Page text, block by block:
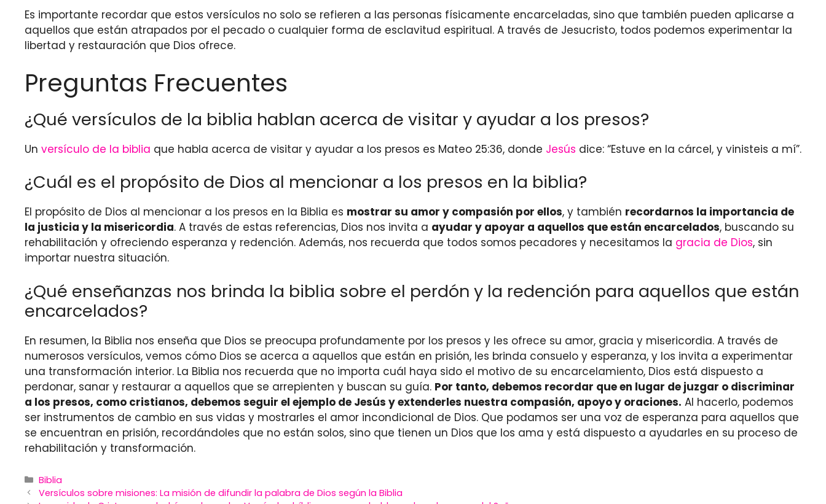
Es importante recordar que estos versículos no solo se refieren a las personas físicamente encarceladas, sino que también pueden aplicarse a
aquellos que están atrapados por el pecado o cualquier forma de esclavitud espiritual. A través de Jesucristo, todos podemos experimentar la
libertad y restauración que Dios ofrece.
Preguntas Frecuentes
¿Qué versículos de la biblia hablan acerca de visitar y ayudar a los presos?
Un versículo de la biblia que habla acerca de visitar y ayudar a los presos es Mateo 25:36, donde Jesús dice: “Estuve en la cárcel, y vinisteis a mí”.
¿Cuál es el propósito de Dios al mencionar a los presos en la biblia?
El propósito de Dios al mencionar a los presos en la Biblia es mostrar su amor y compasión por ellos, y también recordarnos la importancia de
la justicia y la misericordia. A través de estas referencias, Dios nos invita a ayudar y apoyar a aquellos que están encarcelados, buscando su
rehabilitación y ofreciendo esperanza y redención. Además, nos recuerda que todos somos pecadores y necesitamos la gracia de Dios, sin
importar nuestra situación.
¿Qué enseñanzas nos brinda la biblia sobre el perdón y la redención para aquellos que están
encarcelados?
En resumen, la Biblia nos enseña que Dios se preocupa profundamente por los presos y les ofrece su amor, gracia y misericordia. A través de
numerosos versículos, vemos cómo Dios se acerca a aquellos que están en prisión, les brinda consuelo y esperanza, y los invita a experimentar
una transformación interior. La Biblia nos recuerda que no importa cuál haya sido el motivo de su encarcelamiento, Dios está dispuesto a
perdonar, sanar y restaurar a aquellos que se arrepienten y buscan su guía. Por tanto, debemos recordar que en lugar de juzgar o discriminar
a los presos, como cristianos, debemos seguir el ejemplo de Jesús y extenderles nuestra compasión, apoyo y oraciones. Al hacerlo, podemos
ser instrumentos de cambio en sus vidas y mostrarles el amor incondicional de Dios. Que podamos ser una voz de esperanza para aquellos que
se encuentran en prisión, recordándoles que no están solos, sino que tienen un Dios que los ama y está dispuesto a ayudarles en su proceso de
rehabilitación y transformación.
Categories
Biblia
Versículos sobre misiones: La misión de difundir la palabra de Dios según la Biblia